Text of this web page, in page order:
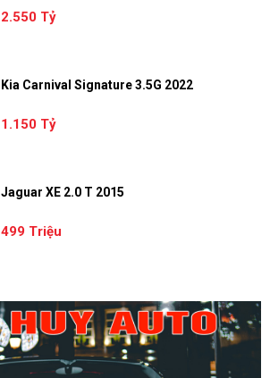
2.550 Tỷ
Kia Carnival Signature 3.5G 2022
1.150 Tỷ
Jaguar XE 2.0 T 2015
499 Triệu